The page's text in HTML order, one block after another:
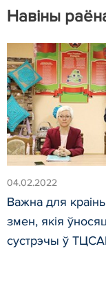
Навiны
04.02.2022
Важна для
змен, якія
сустрэчы ў